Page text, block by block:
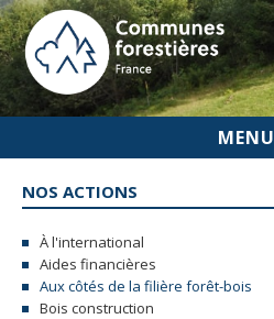
MENU
NOS ACTIONS
À l'international
Aides financières
Aux côtés de la filière forêt-bois
Bois construction